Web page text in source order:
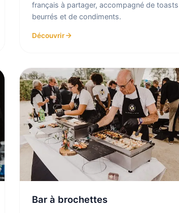
français à partager, accompagné de toasts
beurrés et de condiments.
Découvrir
Bar à brochettes